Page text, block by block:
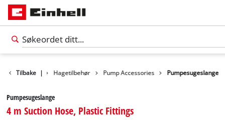
Tilbake |
Tilbehør Hagetilbehør Pump Accessories Pumpesugeslange
Pumpesugeslange
4 m Suction Hose, Plastic Fittings